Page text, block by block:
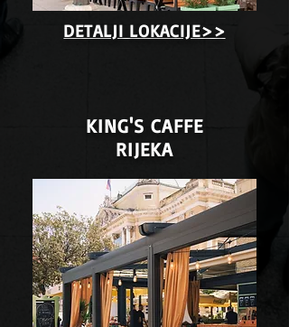
DETALJI LOKACIJE>>
KING'S CAFFE
RIJEKA